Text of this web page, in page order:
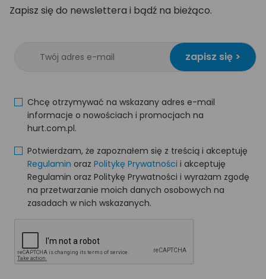
Zapisz się do newslettera i bądź na bieżąco.
zapisz się >
Chcę otrzymywać na wskazany adres e-mail
informacje o nowościach i promocjach na
hurt.com.pl.
Potwierdzam, że zapoznałem się z treścią i akceptuję
Regulamin oraz Politykę Prywatności i akceptuję
Regulamin oraz Politykę Prywatności i wyrażam zgodę
na przetwarzanie moich danych osobowych na
zasadach w nich wskazanych.